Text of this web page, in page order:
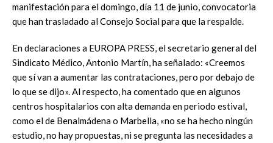
manifestación para el domingo, día 11 de junio, convocatoria
que han trasladado al Consejo Social para que la respalde.
En declaraciones a EUROPA PRESS, el secretario general del
Sindicato Médico, Antonio Martín, ha señalado: «Creemos
que sí van a aumentar las contrataciones, pero por debajo de
lo que se dijo». Al respecto, ha comentado que en algunos
centros hospitalarios con alta demanda en periodo estival,
como el de Benalmádena o Marbella, «no se ha hecho ningún
estudio, no hay propuestas, ni se pregunta las necesidades a